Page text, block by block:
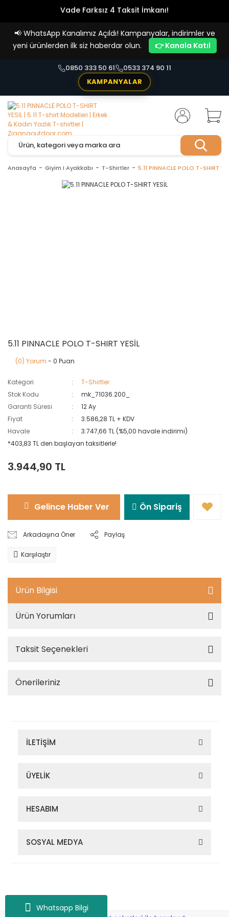
Whatsapp Bilgi
Vade Farksız 4 Taksit İmkanı!
📢 WhatsApp Kanalımız Açıldı! Kampanyalar, indirimler ve
yeni ürünlerden ilk siz haberdar olun.
👉 Kanala Katıl
0850 333 50 61
0533 374 90 11
KAMPANYALAR
Anasayfa Giyim I Ayakkabı T-Shirtler 5.11 PINNACLE POLO T-SHIRT
5.11 PINNACLE POLO T-SHIRT YESİL
(0) Yorum - 0 Puan
Kategori
T-Shirtler
Stok Kodu
mk_71036.200_
Garanti Süresi
12 Ay
Fiyat
3.586,28 TL + KDV
Havale
3.747,66 TL (%5,00 havale indirimi)
*403,83 TL den başlayan taksitlerle!
3.944,90 TL
Gelince Haber Ver Ön Sipariş
Arkadaşına Öner Paylaş
Karşılaştır
Ürün Bilgisi
Ürün Yorumları
Taksit Seçenekleri
Önerileriniz
İLETİŞİM
ÜYELİK
HESABIM
SOSYAL MEDYA